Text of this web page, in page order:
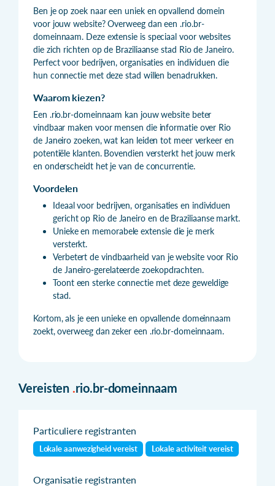
Ben je op zoek naar een uniek en opvallend domein
voor jouw website? Overweeg dan een .rio.br-
domeinnaam. Deze extensie is speciaal voor websites
die zich richten op de Braziliaanse stad Rio de Janeiro.
Perfect voor bedrijven, organisaties en individuen die
hun connectie met deze stad willen benadrukken.
Waarom kiezen?
Een .rio.br-domeinnaam kan jouw website beter
vindbaar maken voor mensen die informatie over Rio
de Janeiro zoeken, wat kan leiden tot meer verkeer en
potentiële klanten. Bovendien versterkt het jouw merk
en onderscheidt het je van de concurrentie.
Voordelen
Ideaal voor bedrijven, organisaties en individuen
gericht op Rio de Janeiro en de Braziliaanse markt.
Unieke en memorabele extensie die je merk
versterkt.
Verbetert de vindbaarheid van je website voor Rio
de Janeiro-gerelateerde zoekopdrachten.
Toont een sterke connectie met deze geweldige
stad.
Kortom, als je een unieke en opvallende domeinnaam
zoekt, overweeg dan zeker een .rio.br-domeinnaam.
Vereisten .rio.br-domeinnaam
Particuliere registranten
Lokale aanwezigheid vereist Lokale activiteit vereist
Organisatie registranten